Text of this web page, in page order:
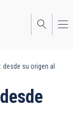
desde su origen al